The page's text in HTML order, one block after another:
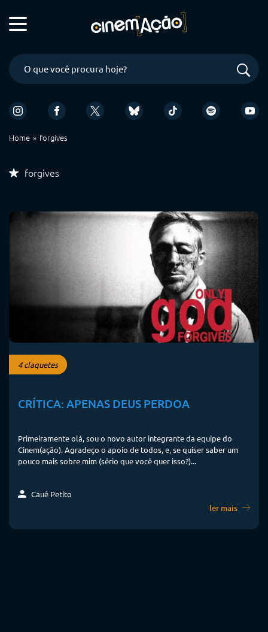
Home forgives
forgives
4 claquetes
CRÍTICA: APENAS DEUS PERDOA
Primeiramente olá, sou o novo autor integrante da equipe do
Cinem(ação). Agradeço o apoio de todos, e, se quiser saber um
pouco mais sobre mim (sério que você quer isso?)...
Cauê Petito
ler mais